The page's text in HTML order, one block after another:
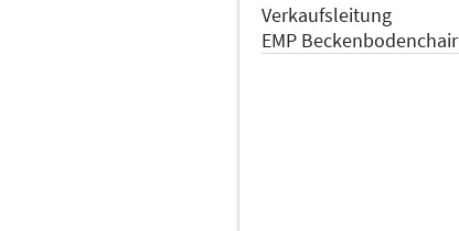
Verkaufsleitung
EMP Beckenbodenchair